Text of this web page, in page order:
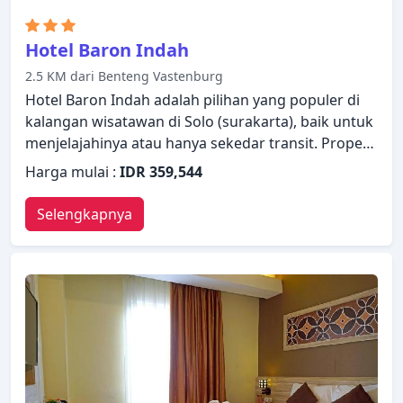
Hotel Baron Indah
2.5 KM dari Benteng Vastenburg
Hotel Baron Indah adalah pilihan yang populer di
kalangan wisatawan di Solo (surakarta), baik untuk
menjelajahinya atau hanya sekedar transit. Properti
ini memiliki berbagai fasilitas yang membuat
pengalaman menginap Anda menyenangkan.
Manfaatkan WiFi gratis di semua kamar, layanan
taksi, layanan kebersihan harian, resepsionis 24
jam, layanan kamar 24 jam yang disediakan hotel.
Televisi layar datar, kopi instan gratis, teh gratis,
cermin, handuk dapat ditemukan di beberapa
kamar. Hibur diri Anda dengan fasilitas rekreasi di
hotel, termasuk spa, pijat. Apa pun alasan Anda
mengunjungi Solo (surakarta), Hotel Baron Indah
akan membuat Anda langsung merasa seperti di
Harga mulai : IDR 359,544
Selengkapnya